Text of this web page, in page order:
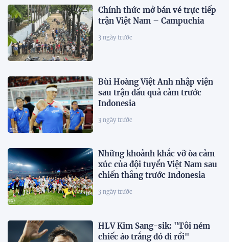
Chính thức mở bán vé trực tiếp
trận Việt Nam – Campuchia
3 ngày trước
Bùi Hoàng Việt Anh nhập viện
sau trận đấu quả cảm trước
Indonesia
3 ngày trước
Những khoảnh khắc vỡ òa cảm
xúc của đội tuyển Việt Nam sau
chiến thắng trước Indonesia
3 ngày trước
HLV Kim Sang-sik: "Tôi ném
chiếc áo trắng đó đi rồi"